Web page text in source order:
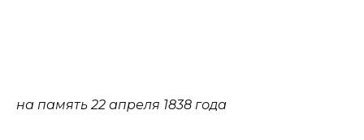
на память 22 апреля 1838 года